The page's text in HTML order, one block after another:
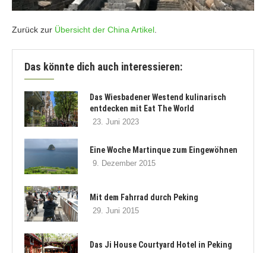
Zurück zur Übersicht der China Artikel
Das könnte dich auch interessieren:
Das Wiesbadener Westend kulinarisch
entdecken mit Eat The World
23. Juni 2023
Eine Woche Martinque zum Eingewöhnen
9. Dezember 2015
Mit dem Fahrrad durch Peking
29. Juni 2015
Das Ji House Courtyard Hotel in Peking